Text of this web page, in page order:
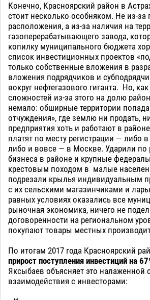
Конечно, Красноярский район в
стоит несколько особняком. Не из-за
расположения, а из-за наличия на
газоперерабатывающего завода,
копилку муниципального бюджета
список инвестиционных проектов
только собственные вложения в
вложения подрядчиков и
вокруг нефтегазового гиганта. Но,
сложностей из-за этого на долю
немало: обширные территории
отчуждения», где землю ни продать,
предприятия хоть и работают в
платят по месту регистрации — либо
либо и вовсе — в Москве. Ударили по
бизнеса в районе и крупные
крестовым походом в малые
подрезали крылья индивидуальным
с их сельскими магазинчиками и
равных условиях оказались все
рыночная экономика, ничего не
договоренности на региональном
покупают товары местных
По итогам 2017 года Красноярский
прирост поступления инвестиций на
Яксыбаев объясняет это налаженной
взаимодействия с инвесторами: